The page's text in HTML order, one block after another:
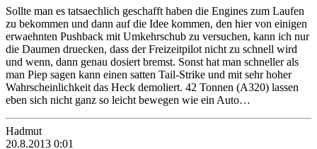
Sollte man es tatsaechlich geschafft haben die Engines zum Laufen
zu bekommen und dann auf die Idee kommen, den hier von einigen
erwaehnten Pushback mit Umkehrschub zu versuchen, kann ich nur
die Daumen druecken, dass der Freizeitpilot nicht zu schnell wird
und wenn, dann genau dosiert bremst. Sonst hat man schneller als
man Piep sagen kann einen satten Tail-Strike und mit sehr hoher
Wahrscheinlichkeit das Heck demoliert. 42 Tonnen (A320) lassen
eben sich nicht ganz so leicht bewegen wie ein Auto…
Hadmut
20.8.2013 0:01